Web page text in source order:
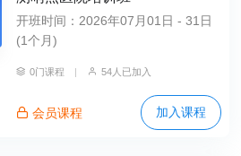
开班时间：2026年07月01日 - 31日
(1个月)
0门课程 | 54人已加入
会员课程 加入课程